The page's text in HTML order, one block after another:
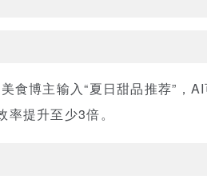
食博主输入“夏日甜品推荐”，AI
提升至少3倍。